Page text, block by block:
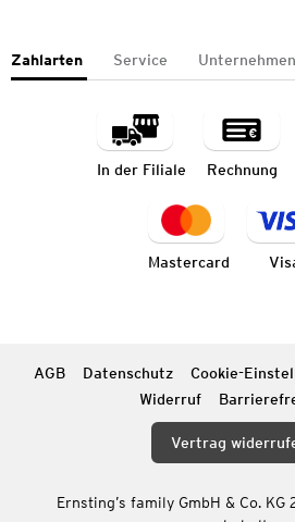
Zahlarten Service Unternehmen
In der Filiale Rechnung
Mastercard
AGB Datenschutz Cookie-
Widerruf
Vertrag
Ernsting’s family GmbH & Co.